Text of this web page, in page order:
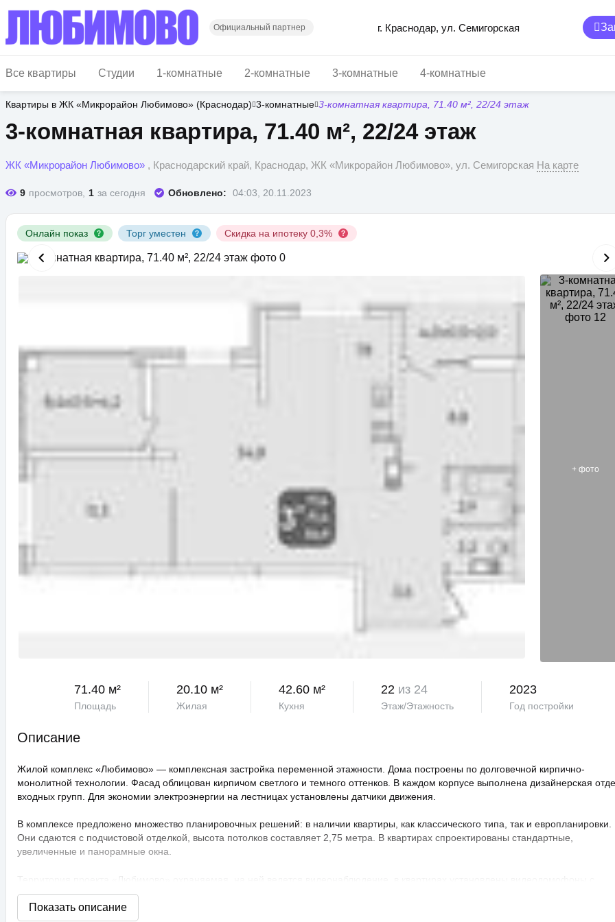
основному
содержанию
Официальный партнер г. Краснодар, ул. Семигорская
Все квартиры Студии 1-комнатные 2-комнатные 3-комнатные 4-комнатные
Квартиры в ЖК «Микрорайон Любимово» (Краснодар) 3-комнатные 3-комнатная квартира, 71.40 м², 22/24 этаж
3-комнатная квартира, 71.40 м², 22/24 этаж
ЖК «Микрорайон Любимово» , Краснодарский край, Краснодар, ЖК «Микрорайон Любимово», ул. Семигорская На карте
9 просмотров, 1 за сегодня Обновлено: 04:03, 20.11.2023
Онлайн показ Торг уместен Скидка на ипотеку 0,3%
+ фото
71.40 м²
Площадь
20.10 м²
Жилая
42.60 м²
Кухня
22 из 24
Этаж/Этажность
2023
Год постройки
Описание
Жилой комплекс «Любимово» — комплексная застройка переменной этажности. Дома построены по долговечной кирпично-
монолитной технологии. Фасад облицован кирпичом светлого и темного оттенков. В каждом корпусе выполнена дизайнерская
входных групп. Для экономии электроэнергии на лестницах установлены датчики движения.
В комплексе предложено множество планировочных решений: в наличии квартиры, как классического типа, так и европланировки.
Они сдаются с подчистовой отделкой, высота потолков составляет 2,75 метра. В квартирах спроектированы стандартные,
увеличенные и панорамные окна.
распознаванием лиц и управлением через приложение. Придомовая территория благоустроена, на ней проведено озеленение по
технологии сезонного цветения, выполнен многоуровневый ландшафтный дизайн. Во дворе расположены детские и спортивные